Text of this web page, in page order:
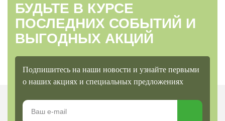
БУДЬТЕ В КУРСЕ
ПОСЛЕДНИХ СОБЫТИЙ И
ВЫГОДНЫХ АКЦИЙ
Подпишитесь на наши новости и узнайте первыми
о наших акциях и специальных предложениях